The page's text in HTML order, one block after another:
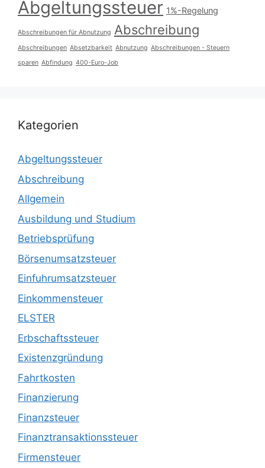
Abgeltungssteuer 1%-Regelung
Abschreibungen für Abnutzung Abschreibung
Abschreibungen Absetzbarkeit Abnutzung Abschreibungen - Steuern
sparen Abfindung 400-Euro-Job
Kategorien
Abgeltungssteuer
Abschreibung
Allgemein
Ausbildung und Studium
Betriebsprüfung
Börsenumsatzsteuer
Einfuhrumsatzsteuer
Einkommensteuer
ELSTER
Erbschaftssteuer
Existenzgründung
Fahrtkosten
Finanzierung
Finanzsteuer
Finanztransaktionssteuer
Firmensteuer